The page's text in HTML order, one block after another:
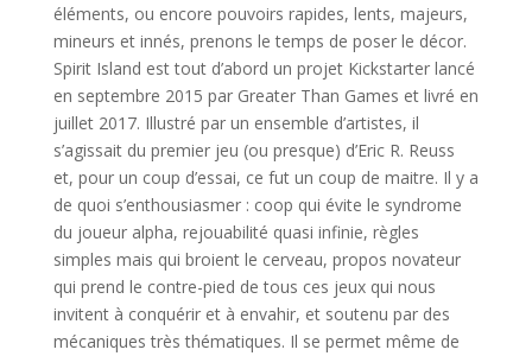
éléments, ou encore pouvoirs rapides, lents, majeurs,
mineurs et innés, prenons le temps de poser le décor.
Spirit Island est tout d’abord un projet Kickstarter lancé
en septembre 2015 par Greater Than Games et livré en
juillet 2017. Illustré par un ensemble d’artistes, il
s’agissait du premier jeu (ou presque) d’Eric R. Reuss
et, pour un coup d’essai, ce fut un coup de maitre. Il y a
de quoi s’enthousiasmer : coop qui évite le syndrome
du joueur alpha, rejouabilité quasi infinie, règles
simples mais qui broient le cerveau, propos novateur
qui prend le contre-pied de tous ces jeux qui nous
invitent à conquérir et à envahir, et soutenu par des
mécaniques très thématiques. Il se permet même de